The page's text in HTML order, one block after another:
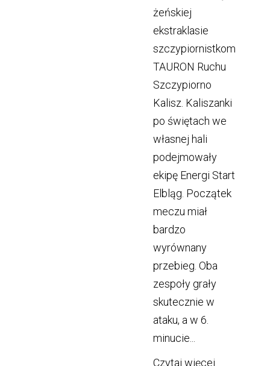
żeńskiej
ekstraklasie
szczypiornistkom
TAURON Ruchu
Szczypiorno
Kalisz. Kaliszanki
po świętach we
własnej hali
podejmowały
ekipę Energi Start
Elbląg. Początek
meczu miał
bardzo
wyrównany
przebieg. Oba
zespoły grały
skutecznie w
ataku, a w 6.
minucie...
Czytaj więcej